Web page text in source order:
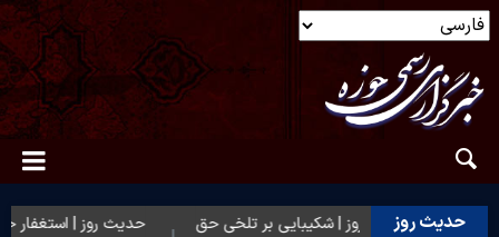
حدیث روزحدیث روز | شکیبایی بر تلخی حق حدیث روز | استغفار